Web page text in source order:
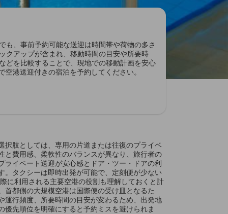
、事前予約可能な送迎は時間帯や荷物の多さ
クアップが含まれ、移動時間の目安や所要時
どを比較することで、現地での移動計画を安心
港送迎付きの宿泊を予約してください。
肢としては、専用の片道または往復のプライベ
費用感、柔軟性のバランスが異なり、旅行者の
イベート送迎が安心感とドア・ツー・ドアの利
タクシーは即時出発が可能で、定刻便が少ない
に利用される主要空港の役割も理解しておくと計
都側の大規模空港は国際便の受け皿となるた
行頻度、所要時間の目安が変わるため、出発地
先順位を明確にすると予約ミスを避けられま